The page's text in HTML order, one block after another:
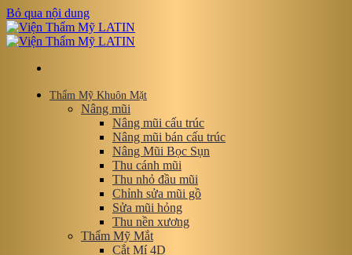
Bỏ qua nội dung
Thẩm Mỹ Khuôn Mặt
Nâng mũi
Nâng mũi cấu trúc
Nâng mũi bán cấu trúc
Nâng Mũi Bọc Sụn
Thu cánh mũi
Thu nhỏ đầu mũi
Chỉnh sửa mũi gồ
Sửa mũi hỏng
Thu nền xương
Thẩm Mỹ Mắt
Cắt Mí 4D